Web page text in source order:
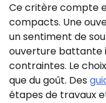
Ce critère compte
compacts. Une
un sentiment de
ouverture battante
contraintes. Le
que du goût. Des
étapes de travaux